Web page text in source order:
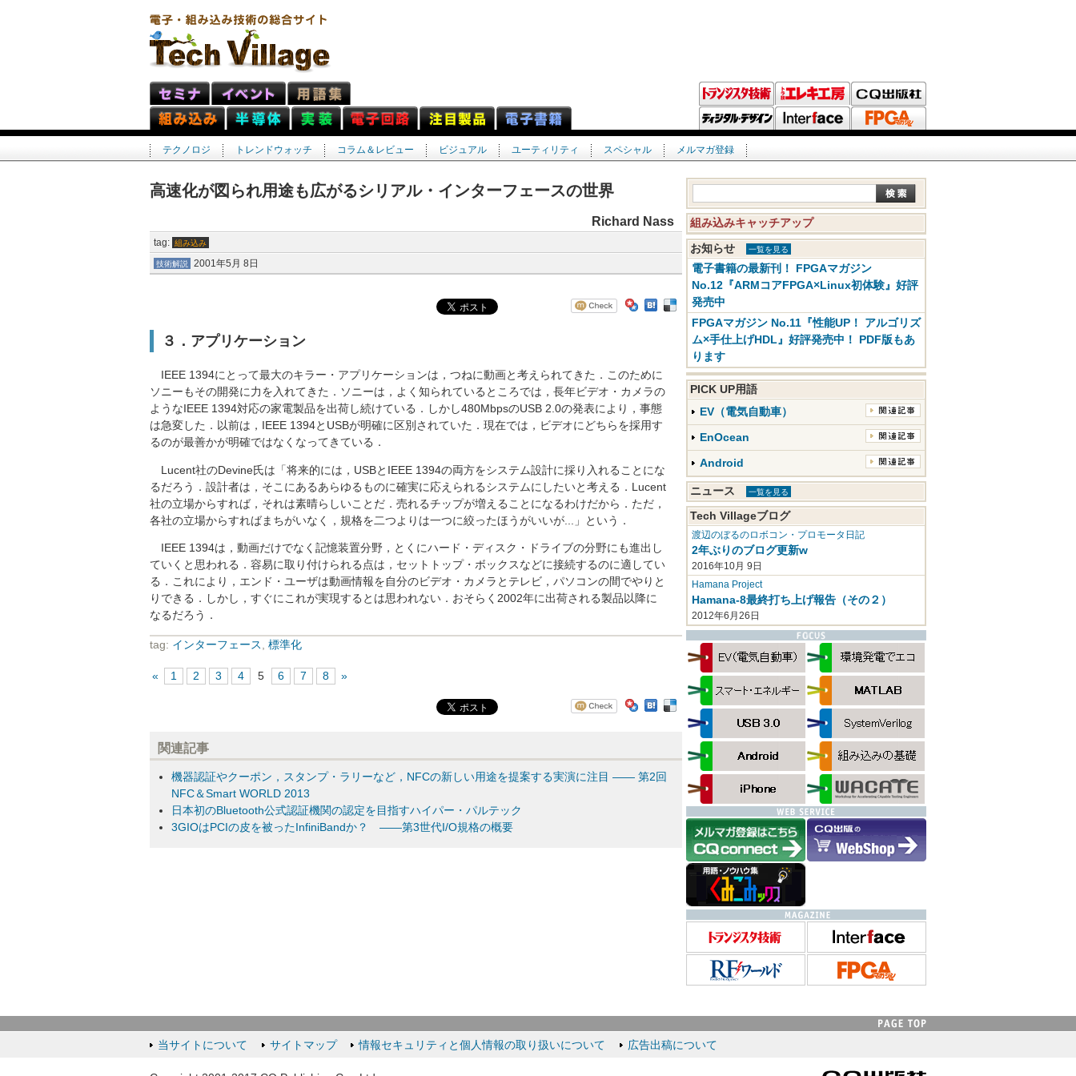
テクノロジ トレンドウォッチ コラム＆レビュー ビジュアル ユーティリティ スペシャル メルマガ登録
高速化が図られ用途も広がるシリアル・インターフェースの世界
Richard Nass
tag: 組み込み
技術解説 2001年5月 8日
３．アプリケーション
IEEE 1394にとって最大のキラー・アプリケーションは，つねに動画と考えられてきた．このために
ソニーもその開発に力を入れてきた．ソニーは，よく知られているところでは，長年ビデオ・カメラの
ようなIEEE 1394対応の家電製品を出荷し続けている．しかし480MbpsのUSB 2.0の発表により，事態
は急変した．以前は，IEEE 1394とUSBが明確に区別されていた．現在では，ビデオにどちらを採用す
るのが最善かが明確ではなくなってきている．
Lucent社のDevine氏は「将来的には，USBとIEEE 1394の両方をシステム設計に採り入れることにな
るだろう．設計者は，そこにあるあらゆるものに確実に応えられるシステムにしたいと考える．Lucent
社の立場からすれば，それは素晴らしいことだ．売れるチップが増えることになるわけだから．ただ，
各社の立場からすればまちがいなく，規格を二つよりは一つに絞ったほうがいいが...」という．
IEEE 1394は，動画だけでなく記憶装置分野，とくにハード・ディスク・ドライブの分野にも進出し
ていくと思われる．容易に取り付けられる点は，セットトップ・ボックスなどに接続するのに適してい
る．これにより，エンド・ユーザは動画情報を自分のビデオ・カメラとテレビ，パソコンの間でやりと
りできる．しかし，すぐにこれが実現するとは思われない．おそらく2002年に出荷される製品以降に
なるだろう．
tag: インターフェース 標準化
« 1 2 3 4 5 6 7 8 »
関連記事
機器認証やクーポン，スタンプ・ラリーなど，NFCの新しい用途を提案する実演に注目 ―― 第2回
NFC＆Smart WORLD 2013
日本初のBluetooth公式認証機関の認定を目指すハイパー・パルテック
3GIOはPCIの皮を被ったInfiniBandか？ ――第3世代I/O規格の概要
組み込みキャッチアップ
お知らせ 一覧を見る
電子書籍の最新刊！ FPGAマガジン
No.12『ARMコアFPGA×Linux初体験』好評
発売中
FPGAマガジン No.11『性能UP！ アルゴリズ
ム×手仕上げHDL』好評発売中！ PDF版もあ
ります
PICK UP用語
EV（電気自動車）
EnOcean
Android
ニュース 一覧を見る
Tech Villageブログ
渡辺のぼるのロボコン・プロモータ日記
2年ぶりのブログ更新w
2016年10月 9日
Hamana Project
Hamana-8最終打ち上げ報告（その２）
2012年6月26日
当サイトについて サイトマップ 情報セキュリティと個人情報の取り扱いについて 広告出稿について